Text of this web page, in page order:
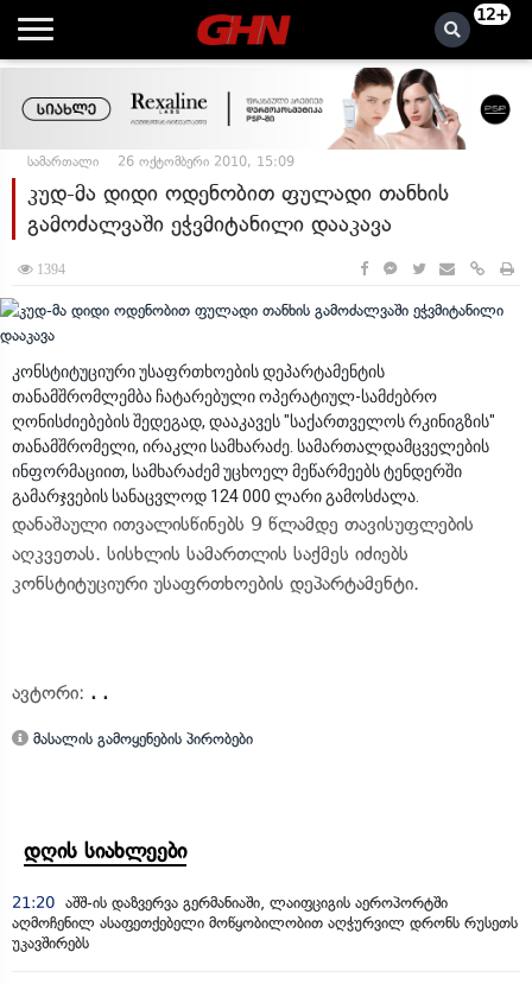
12+
სამართალი 26 ოქტომბერი 2010, 15:09
კუდ-მა დიდი ოდენობით ფულადი თანხის
გამოძალვაში ეჭვმიტანილი დააკავა
1394
კონსტიტუციური უსაფრთხოების დეპარტამენტის
თანამშრომლემბა ჩატარებული ოპერატიულ-სამძებრო
ღონისძიებების შედეგად, დააკავეს "საქართველოს რკინიგზის"
თანამშრომელი, ირაკლი სამხარაძე. სამართალდამცველების
ინფორმაციით, სამხარაძემ უცხოელ მეწარმეებს ტენდერში
გამარჯვების სანაცვლოდ 124 000 ლარი გამოსძალა.
დანაშაული ითვალისწინებს 9 წლამდე თავისუფლების
აღკვეთას. სისხლის სამართლის საქმეს იძიებს
კონსტიტუციური უსაფრთხოების დეპარტამენტი.
ავტორი: . .
მასალის გამოყენების პირობები
დღის სიახლეები
21:20 აშშ-ის დაზვერვა გერმანიაში, ლაიფციგის აეროპორტში
აღმოჩენილ ასაფეთქებელი მოწყობილობით აღჭურვილ დრონს რუსეთს
უკავშირებს